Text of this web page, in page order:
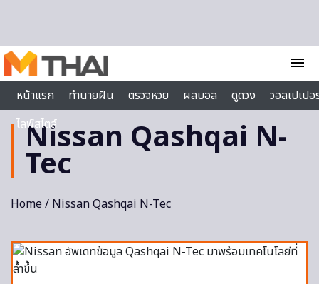
menu
หน้าแรก
ทำนายฝัน ตรวจหวย ผลบอล ดูดวง
วอลเปเป
ไลฟ์สไตล์
Nissan Qashqai N-
Tec
Home/ Nissan Qashqai N-Tec